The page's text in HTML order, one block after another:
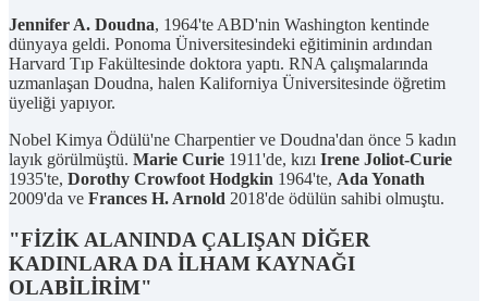
Jennifer A. Doudna, 1964'te ABD'nin Washington kentinde
dünyaya geldi. Ponoma Üniversitesindeki eğitiminin ardından
Harvard Tıp Fakültesinde doktora yaptı. RNA çalışmalarında
uzmanlaşan Doudna, halen Kaliforniya Üniversitesinde öğretim
üyeliği yapıyor.
Nobel Kimya Ödülü'ne Charpentier ve Doudna'dan önce 5 kadın
layık görülmüştü. Marie Curie 1911'de, kızı Irene Joliot-Curie
1935'te, Dorothy Crowfoot Hodgkin 1964'te, Ada Yonath
2009'da ve Frances H. Arnold 2018'de ödülün sahibi olmuştu.
"FİZİK ALANINDA ÇALIŞAN DİĞER
KADINLARA DA İLHAM KAYNAĞI
OLABİLİRİM"